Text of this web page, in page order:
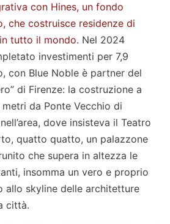
con Hines, un fondo
che costruisce residenze di
tutto il mondo. Nel 2024
investimenti per 7,9
con Blue Noble è partner del
di Firenze: la costruzione a
da Ponte Vecchio di
dove insisteva il Teatro
quatto quatto, un palazzone
che supera in altezza le
insomma un vero e proprio
allo skyline delle architetture
città.